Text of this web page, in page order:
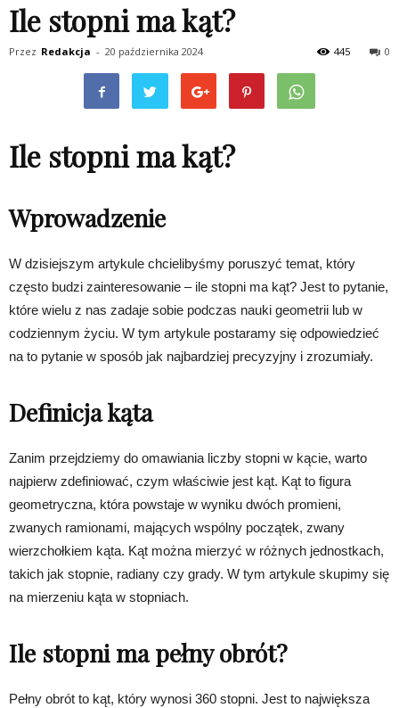
Ile stopni ma kąt?
Przez Redakcja - 20 października 2024 0
445
Ile stopni ma kąt?
Wprowadzenie
W dzisiejszym artykule chcielibyśmy poruszyć temat, który
często budzi zainteresowanie – ile stopni ma kąt? Jest to pytanie,
które wielu z nas zadaje sobie podczas nauki geometrii lub w
codziennym życiu. W tym artykule postaramy się odpowiedzieć
na to pytanie w sposób jak najbardziej precyzyjny i zrozumiały.
Definicja kąta
Zanim przejdziemy do omawiania liczby stopni w kącie, warto
najpierw zdefiniować, czym właściwie jest kąt. Kąt to figura
geometryczna, która powstaje w wyniku dwóch promieni,
zwanych ramionami, mających wspólny początek, zwany
wierzchołkiem kąta. Kąt można mierzyć w różnych jednostkach,
takich jak stopnie, radiany czy grady. W tym artykule skupimy się
na mierzeniu kąta w stopniach.
Ile stopni ma pełny obrót?
Pełny obrót to kąt, który wynosi 360 stopni. Jest to największa